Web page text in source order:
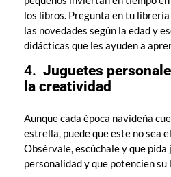
los libros. Pregunta en tu
las novedades según la edad y
didácticas que les ayuden a
4. Juguetes
la creatividad
Aunque cada época navideña
estrella, puede que este no sea
Obsérvale, escúchale y que pida
personalidad y que potencien su